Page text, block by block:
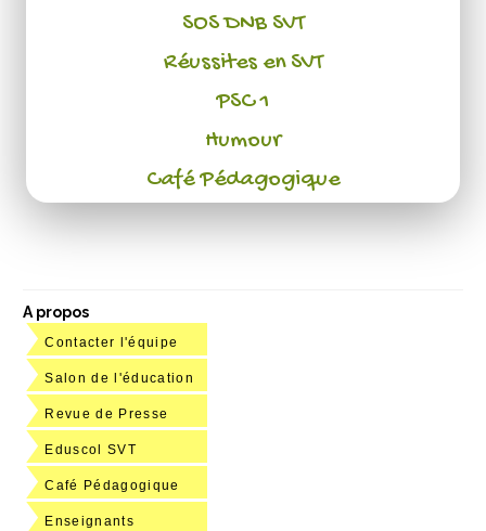
SOS DNB SVT
Réussites en SVT
PSC 1
Humour
Café Pédagogique
A propos
Contacter l'équipe
Salon de l'éducation
Revue de Presse
Eduscol SVT
Café Pédagogique
Enseignants